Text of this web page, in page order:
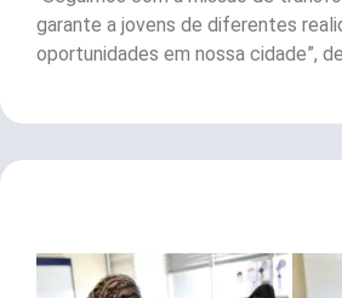
garante a jovens de diferentes
oportunidades em nossa cidade”,